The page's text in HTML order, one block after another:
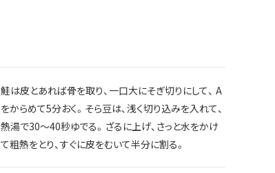
鮭は皮とあれば骨を取り、一口大にそぎ切りにして、 A
をからめて5分おく。そら豆は、浅く切り込みを入れて、
熱湯で30～40秒ゆでる。ざるに上げ、さっと水をかけ
て粗熱をとり、すぐに皮をむいて半分に割る。